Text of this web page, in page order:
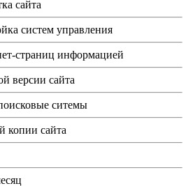
сайта
систем управления
страниц информацией
версии сайта
ситемы
копии сайта